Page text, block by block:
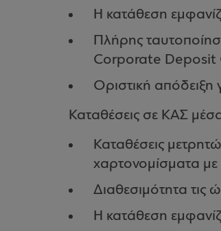
Η κατάθεση
Πλήρης
Corporate Deposit
Οριστική απόδειξη
Καταθέσεις σε ΚΑΣ
Καταθέσεις
χαρτονομίσματα
Διαθεσιμότητα τις
Η κατάθεση